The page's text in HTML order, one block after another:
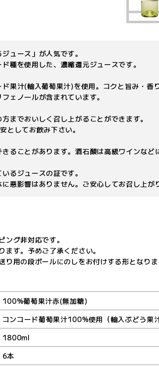
ュース」が人気です。
種を使用した、濃縮還元ジュースです。
果汁(輸入葡萄果汁)を使用。コクと旨み・香
ェノ―ルが含まれています。
までおいしく召し上がることができます。
としてお飲み下さい。
ることがあります。酒石酸は高級ワインな
るジュースの証です。
悪影響はありません。ご安心してお召し上が
ング非対応です。
す。予めご了承ください。
り用の段ボールにのしをお付けする形となりま
100%葡萄果汁赤(無加糖)
コンコード葡萄果汁100%使用（輸入ぶどう果汁
1800ml
6本